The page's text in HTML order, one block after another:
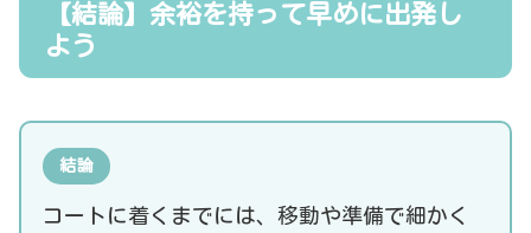
【結論】余裕を持って早めに出発し
よう
結論
コートに着くまでには、移動や準備で細かく